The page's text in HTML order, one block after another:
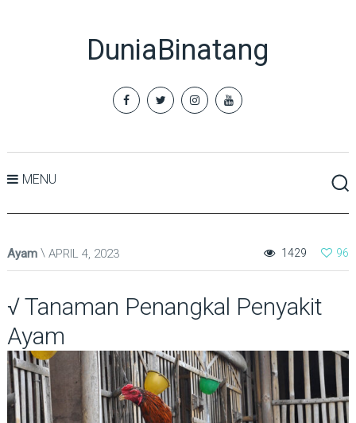
DuniaBinatang
MENU
Ayam APRIL 4, 2023 96
1429
√ Tanaman Penangkal Penyakit
Ayam